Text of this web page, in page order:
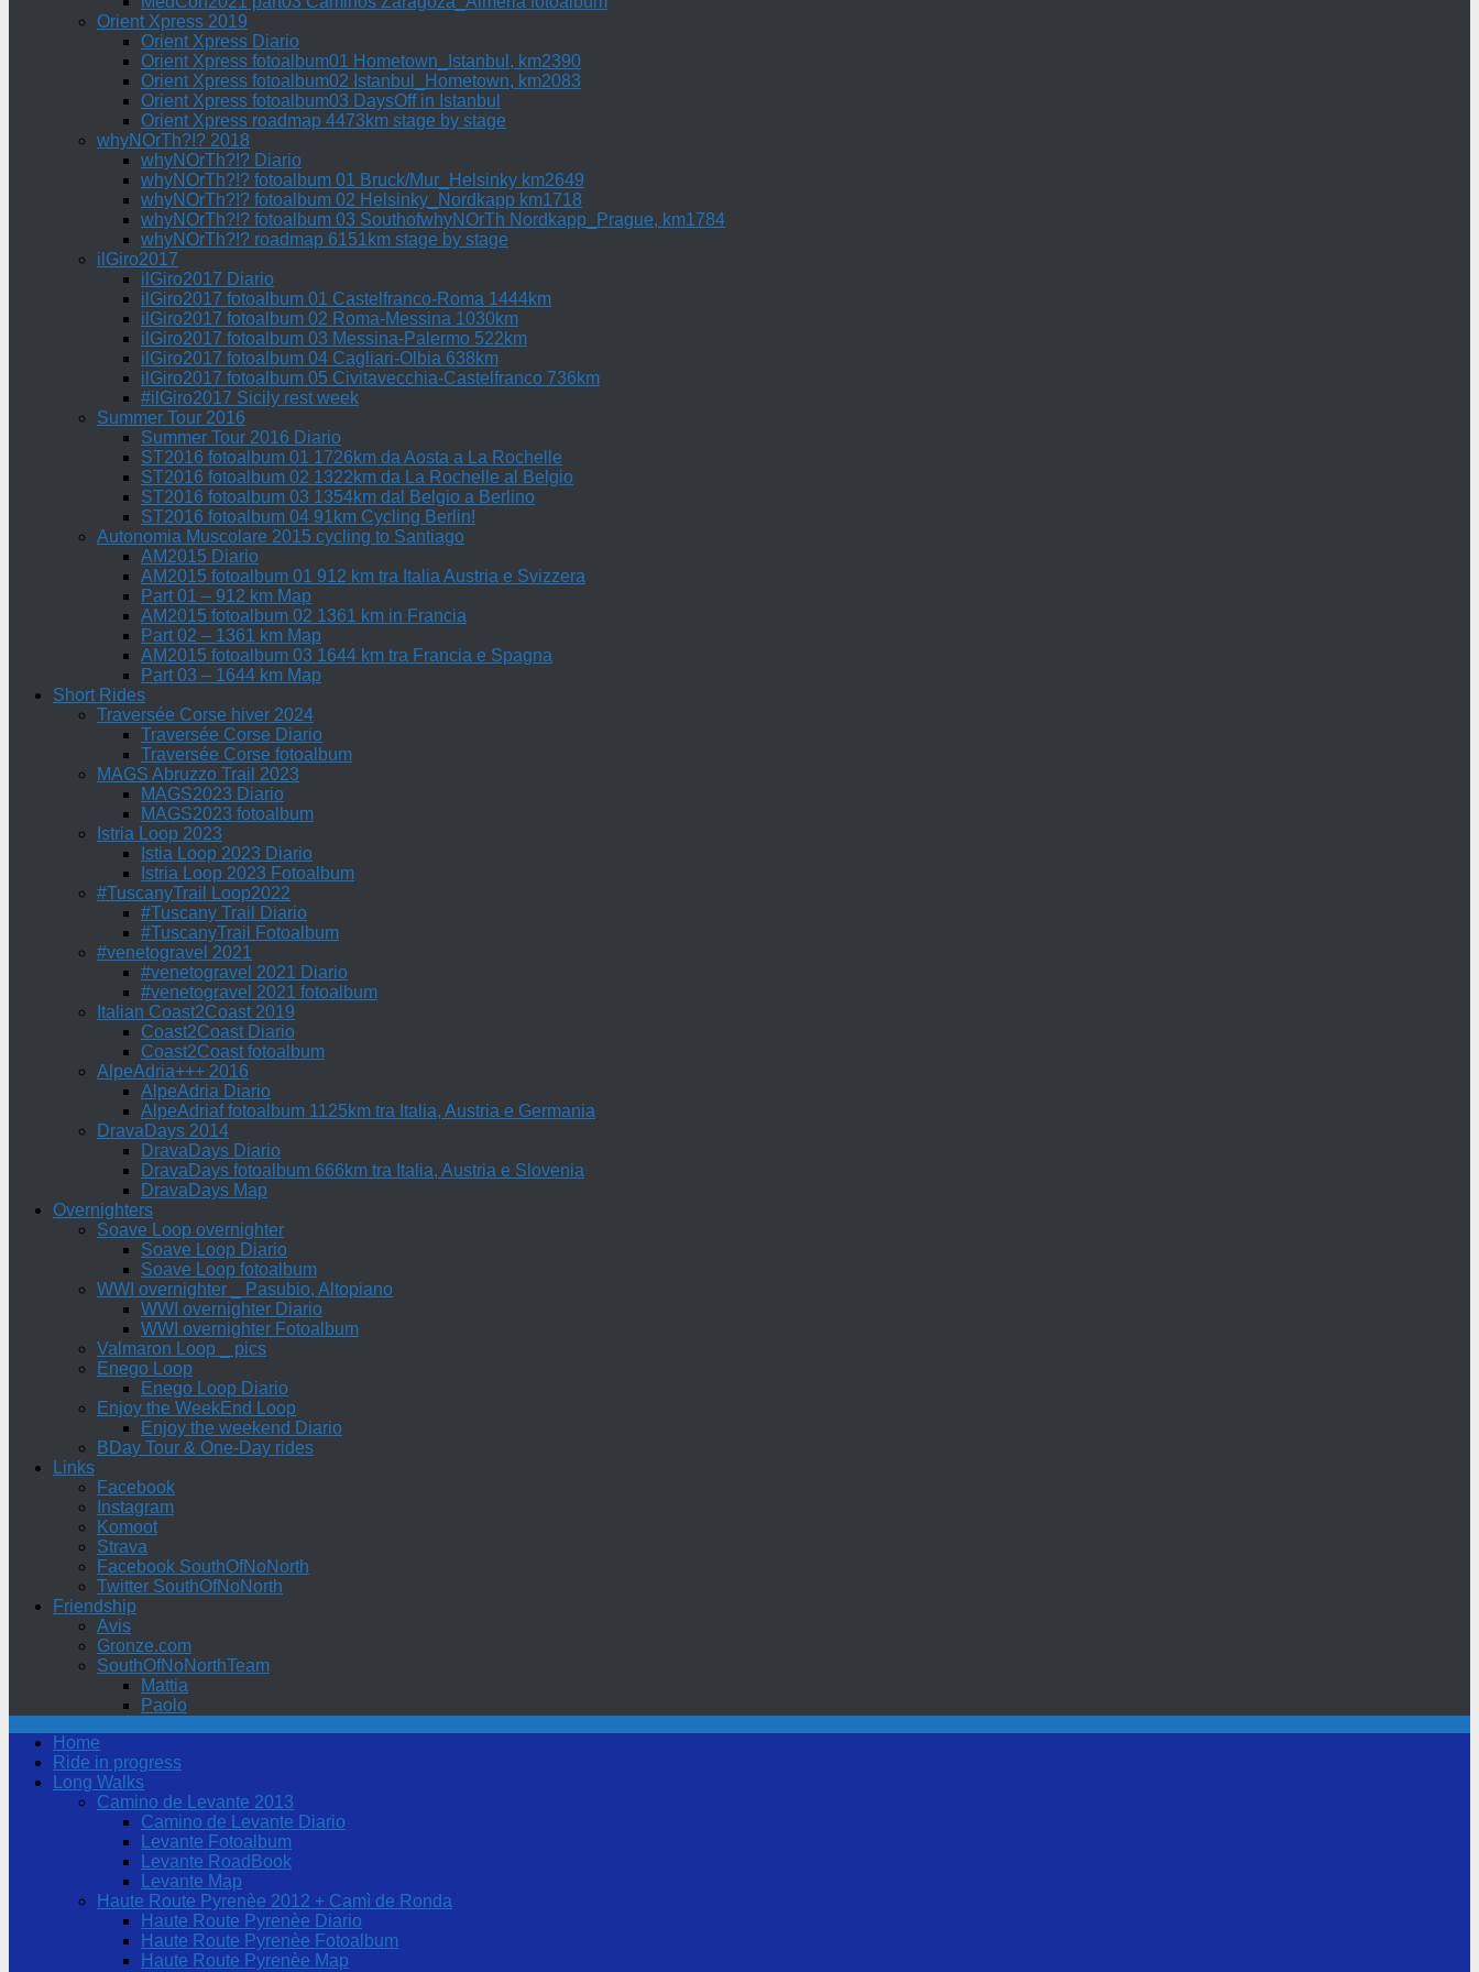
Orient Xpress 2019
Orient Xpress Diario
Orient Xpress fotoalbum01 Hometown_Istanbul, km2390
Orient Xpress fotoalbum02 Istanbul_Hometown, km2083
Orient Xpress fotoalbum03 DaysOff in Istanbul
Orient Xpress roadmap 4473km stage by stage
whyNOrTh?!? 2018
whyNOrTh?!? Diario
whyNOrTh?!? fotoalbum 01 Bruck/Mur_Helsinky km2649
whyNOrTh?!? fotoalbum 02 Helsinky_Nordkapp km1718
whyNOrTh?!? fotoalbum 03 SouthofwhyNOrTh Nordkapp_Prague, km1784
whyNOrTh?!? roadmap 6151km stage by stage
ilGiro2017
ilGiro2017 Diario
ilGiro2017 fotoalbum 01 Castelfranco-Roma 1444km
ilGiro2017 fotoalbum 02 Roma-Messina 1030km
ilGiro2017 fotoalbum 03 Messina-Palermo 522km
ilGiro2017 fotoalbum 04 Cagliari-Olbia 638km
ilGiro2017 fotoalbum 05 Civitavecchia-Castelfranco 736km
#ilGiro2017 Sicily rest week
Summer Tour 2016
Summer Tour 2016 Diario
ST2016 fotoalbum 01 1726km da Aosta a La Rochelle
ST2016 fotoalbum 02 1322km da La Rochelle al Belgio
ST2016 fotoalbum 03 1354km dal Belgio a Berlino
ST2016 fotoalbum 04 91km Cycling Berlin!
Autonomia Muscolare 2015 cycling to Santiago
AM2015 Diario
AM2015 fotoalbum 01 912 km tra Italia Austria e Svizzera
Part 01 – 912 km Map
AM2015 fotoalbum 02 1361 km in Francia
Part 02 – 1361 km Map
AM2015 fotoalbum 03 1644 km tra Francia e Spagna
Part 03 – 1644 km Map
Short Rides
Traversée Corse hiver 2024
Traversée Corse Diario
Traversée Corse fotoalbum
MAGS Abruzzo Trail 2023
MAGS2023 Diario
MAGS2023 fotoalbum
Istria Loop 2023
Istia Loop 2023 Diario
Istria Loop 2023 Fotoalbum
#TuscanyTrail Loop2022
#Tuscany Trail Diario
#TuscanyTrail Fotoalbum
#venetogravel 2021
#venetogravel 2021 Diario
#venetogravel 2021 fotoalbum
Italian Coast2Coast 2019
Coast2Coast Diario
Coast2Coast fotoalbum
AlpeAdria+++ 2016
AlpeAdria Diario
AlpeAdriaf fotoalbum 1125km tra Italia, Austria e Germania
DravaDays 2014
DravaDays Diario
DravaDays fotoalbum 666km tra Italia, Austria e Slovenia
DravaDays Map
Overnighters
Soave Loop overnighter
Soave Loop Diario
Soave Loop fotoalbum
WWI overnighter _ Pasubio, Altopiano
WWI overnighter Diario
WWI overnighter Fotoalbum
Valmaron Loop _ pics
Enego Loop
Enego Loop Diario
Enjoy the WeekEnd Loop
Enjoy the weekend Diario
BDay Tour & One-Day rides
Links
Facebook
Instagram
Komoot
Strava
Facebook SouthOfNoNorth
Twitter SouthOfNoNorth
Friendship
Avis
Gronze.com
SouthOfNoNorthTeam
Mattia
Paolo
Home
Ride in progress
Long Walks
Camino de Levante 2013
Camino de Levante Diario
Levante Fotoalbum
Levante RoadBook
Levante Map
Haute Route Pyrenèe 2012 + Camì de Ronda
Haute Route Pyrenèe Diario
Haute Route Pyrenèe Fotoalbum
Haute Route Pyrenèe Map